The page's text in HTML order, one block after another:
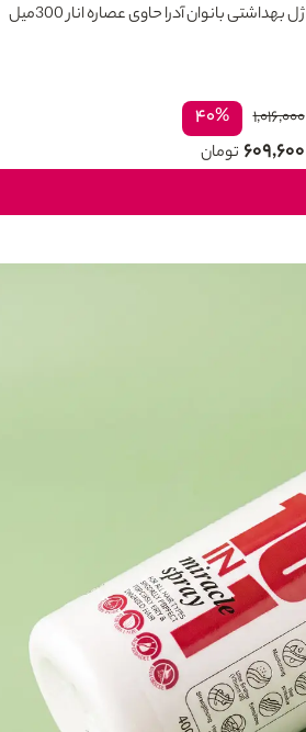
ژل بهداشتی بانوان آدرا حاوی عصاره انار 300میل
۱,۰۱۶,۰۰۰ ۴۰%
۶۰۹,۶۰۰ تومان